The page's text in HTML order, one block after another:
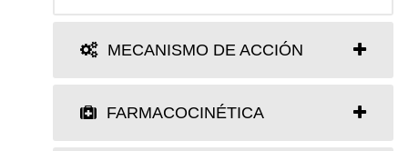
MECANISMO DE ACCIÓN
FARMACOCINÉTICA